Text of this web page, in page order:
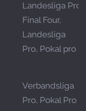
Landesliga Pro
Final Four,
Landesliga
Pro, Pokal pro
Verbandsliga
Pro, Pokal Pro